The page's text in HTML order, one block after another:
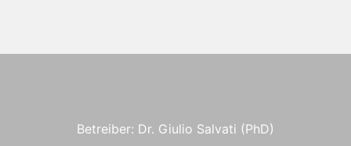
Betreiber: Dr. Giulio Salvati (PhD)